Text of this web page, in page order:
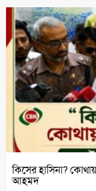
কিসের হাসিনা? কোথায়
আহমদ